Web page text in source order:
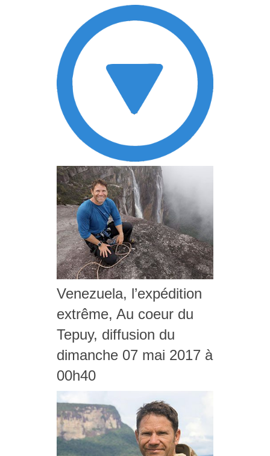
Venezuela, l’expédition
extrême, Au coeur du
Tepuy, diffusion du
dimanche 07 mai 2017 à
00h40